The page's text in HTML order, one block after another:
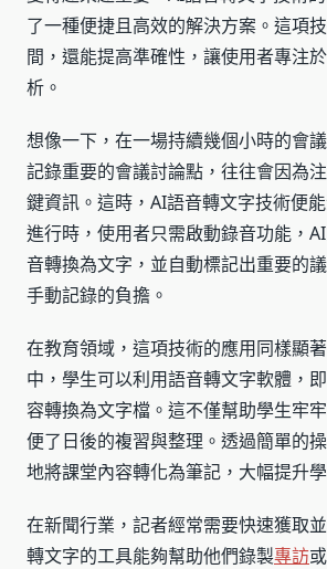
了一種便捷且高效的解決方案。這項
間，還能提高準確性，讓使用者專注
析。
想像一下，在一場持續幾個小時的會
記錄重要的會議討論點，往往會因為
鍵資訊。這時，AI語音轉文字技術便
進行時，使用者只需啟動錄音功能，
音轉換為文字，並自動標記出重要的
手動記錄的負擔。
在教育領域，這項技術的應用同樣顯
中，學生可以利用語音轉文字軟體，
容轉換為文字檔。這不僅幫助學生牢
便了日後的複習與整理。透過簡單的
地將課堂內容轉化為筆記，大幅提升
在新聞行業，記者經常需要快速獲取
轉文字的工具能夠幫助他們錄製專訪